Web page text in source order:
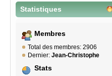
Statistiques
Membres
Total des membres: 2906
Dernier: Jean-Christophe
Stats